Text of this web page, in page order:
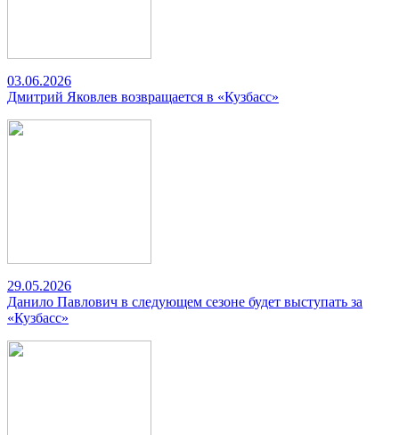
03.06.2026
Дмитрий Яковлев возвращается в «Кузбасс»
29.05.2026
Данило Павлович в следующем сезоне будет выступать за
«Кузбасс»